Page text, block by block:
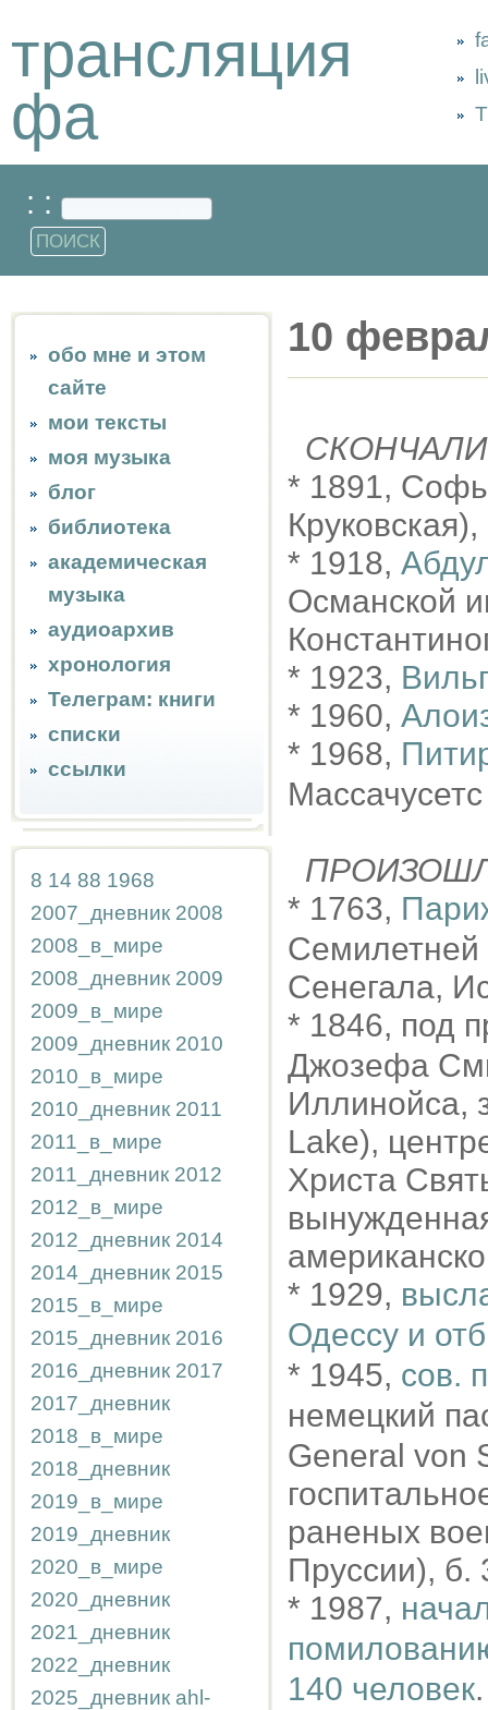
трансляция
фа
: :
обо мне и этом
сайте
мои тексты
моя музыка
блог
библиотека
академическая
музыка
аудиоархив
хронология
Телеграм: книги
списки
ссылки
8 14 88 1968
2007_дневник 2008
2008_в_мире
2008_дневник 2009
2009_в_мире
2009_дневник 2010
2010_в_мире
2010_дневник 2011
2011_в_мире
2011_дневник 2012
2012_в_мире
2012_дневник 2014
2014_дневник 2015
2015_в_мире
2015_дневник 2016
2016_дневник 2017
2017_дневник
2018_в_мире
2018_дневник
2019_в_мире
2019_дневник
2020_в_мире
2020_дневник
2021_дневник
2022_дневник
2025_дневник ahl-
10
* 1891,
* 1918,
Османской
* 1923,
* 1960,
* 1968,
Массачусетс
* 1763,
Семилетней
Сенегала,
* 1846, под
Джозефа
Иллинойса,
Lake),
Христа
* 1929,
Одессу и
* 1945, сов.
немецкий
General von
раненых
Пруссии), б.
* 1987,
140 человек